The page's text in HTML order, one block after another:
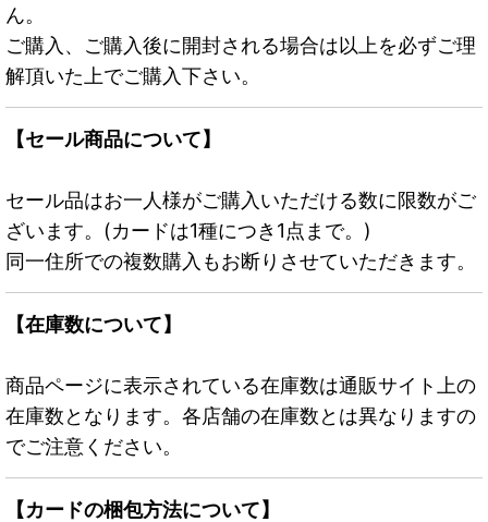
ん。
ご購入、ご購入後に開封される場合は以上を必ずご理
解頂いた上でご購入下さい。
【セール商品について】
セール品はお一人様がご購入いただける数に限数がご
ざいます。(カードは1種につき1点まで。)
同一住所での複数購入もお断りさせていただきます。
【在庫数について】
商品ページに表示されている在庫数は通販サイト上の
在庫数となります。各店舗の在庫数とは異なりますの
でご注意ください。
【カードの梱包方法について】